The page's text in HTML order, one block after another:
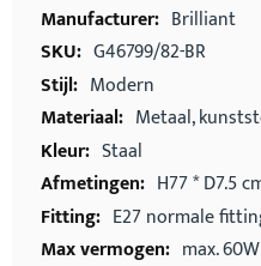
Meer
informatie
Brilliant
G46799/82-BR
Modern
Metaal,
Staal
H77 * D7.5
E27 normale
max. 60W